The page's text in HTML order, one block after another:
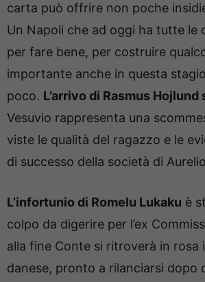
carta può offrire non poche
Un Napoli che ad oggi ha tutte le
per fare bene, per costruire
importante anche in questa
poco. L’arrivo di Rasmus Hojlund
Vesuvio rappresenta una
viste le qualità del ragazzo e le
di successo della società di
L’infortunio di Romelu Lukaku è
colpo da digerire per l’ex
alla fine Conte si ritroverà in rosa
danese, pronto a rilanciarsi dopo